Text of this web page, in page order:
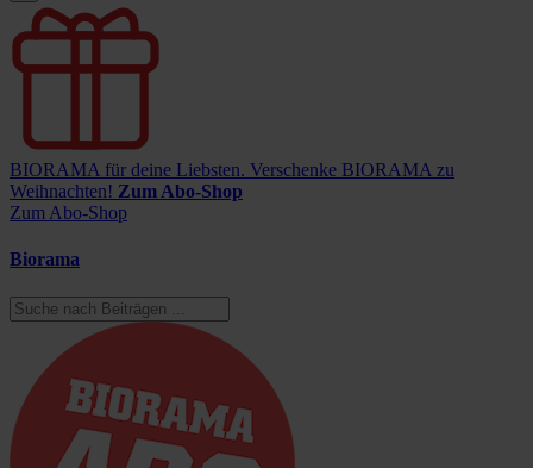
BIORAMA für deine Liebsten. Verschenke BIORAMA zu
Weihnachten! Zum Abo-Shop
Zum Abo-Shop
Biorama